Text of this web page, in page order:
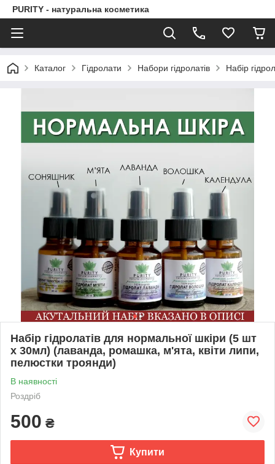
PURITY - натуральна косметика
Каталог Гідролати Набори гідролатів Набір
Набір гідролатів для нормальної шкіри (5 шт
х 30мл) (лаванда, ромашка, м'ята, квіти липи,
пелюстки троянди)
В наявності
Роздріб
500 ₴
Купити